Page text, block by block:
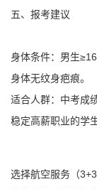
五、报考建议
身体条件：男生
身体无纹身疤痕。
适合人群：中考成
稳定高薪职业的学生
选择航空服务（